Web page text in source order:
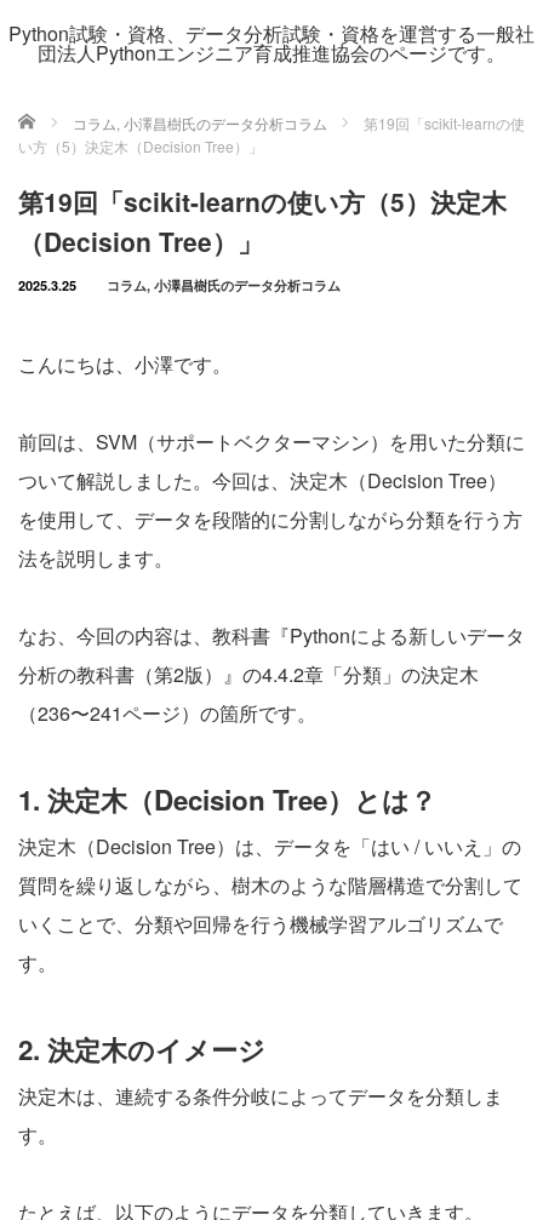
Python試験・資格、データ分析試験・資格を運営する一般社
団法人Pythonエンジニア育成推進協会のページです。
ホーム コラム, 小澤昌樹氏のデータ分析コラム
第19回「scikit-learnの使
い方（5）決定木（Decision Tree）」
第19回「scikit-learnの使い方（5）決定木
（Decision Tree）」
2025.3.25 コラム, 小澤昌樹氏のデータ分析コラム
こんにちは、小澤です。
前回は、SVM（サポートベクターマシン）を用いた分類に
ついて解説しました。今回は、決定木（Decision Tree）
を使用して、データを段階的に分割しながら分類を行う方
法を説明します。
なお、今回の内容は、教科書『Pythonによる新しいデータ
分析の教科書（第2版） 』の4.4.2章「分類」の決定木
（236〜241ページ）の箇所です。
1. 決定木（Decision Tree）とは？
決定木（Decision Tree）は、データを「はい / いいえ」の
質問を繰り返しながら、樹木のような階層構造で分割して
いくことで、分類や回帰を行う機械学習アルゴリズムで
す。
2. 決定木のイメージ
決定木は、連続する条件分岐によってデータを分類しま
す。
たとえば、以下のようにデータを分類していきます。